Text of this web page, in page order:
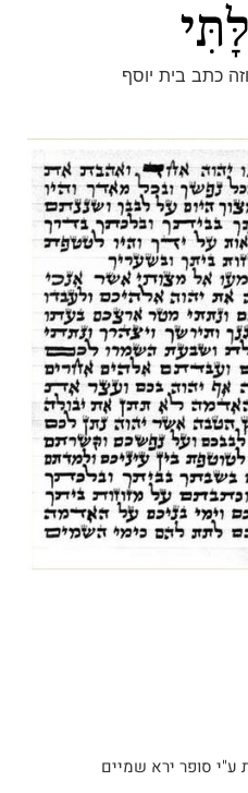
כתב בית יוסף
ע"י סופר ירא שמיים